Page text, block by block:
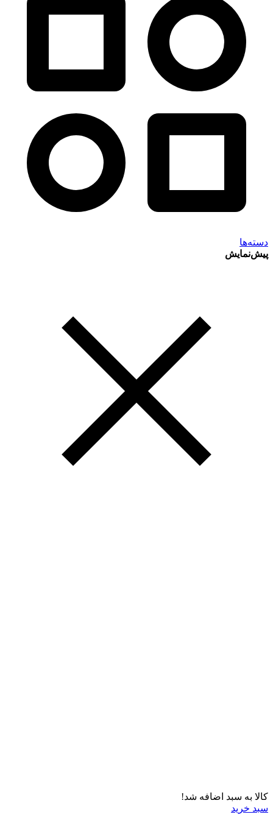
دسته‌ها
پیش‌نمایش
کالا به سبد اضافه شد!
سبد خرید